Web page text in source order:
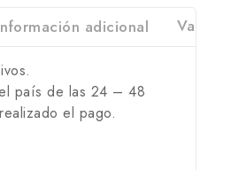
adicional
país de las 24 – 48
el pago.